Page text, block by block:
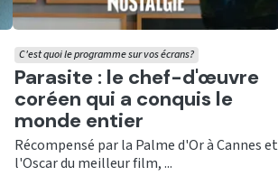
Ecouter
Parasite : le chef-d'œuvre
coréen qui a conquis le
monde entier
C'est quoi le programme sur vos écrans?
Récompensé par la Palme d'Or à Cannes et
l'Oscar du meilleur film, ...